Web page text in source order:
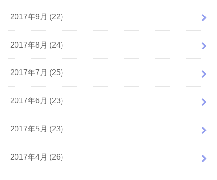
2017年9月 (22)
2017年8月 (24)
2017年7月 (25)
2017年6月 (23)
2017年5月 (23)
2017年4月 (26)